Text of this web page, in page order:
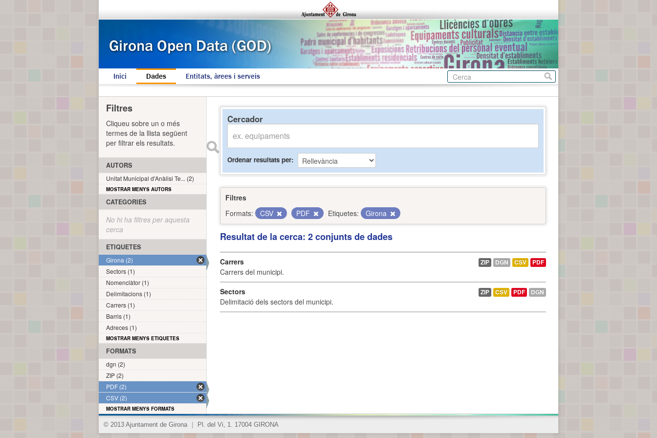
Inici Dades Entitats, àrees i serveis
Cercador
Ordenar resultats per
Filtres
Formats:
CSV PDF Etiquetes: Girona
Resultat de la cerca: 2 conjunts de dades
Carrers
Carrers del municipi.
ZIP DGN CSV PDF
Sectors
Delimitació dels sectors del municipi.
ZIP CSV PDF DGN
Filtres
Cliqueu sobre un o més
termes de la llista següent
per filtrar els resultats.
AUTORS
Unitat Municipal d'Anàlisi Te... (2)
MOSTRAR MENYS AUTORS
CATEGORIES
No hi ha filtres per aquesta
cerca
ETIQUETES
Girona (2)
Sectors (1)
Nomenclàtor (1)
Delimitacions (1)
Carrers (1)
Barris (1)
Adreces (1)
MOSTRAR MENYS ETIQUETES
FORMATS
dgn (2)
ZIP (2)
PDF (2)
CSV (2)
MOSTRAR MENYS FORMATS
© 2013 Ajuntament de Girona Pl. del Vi, 1. 17004 GIRONA